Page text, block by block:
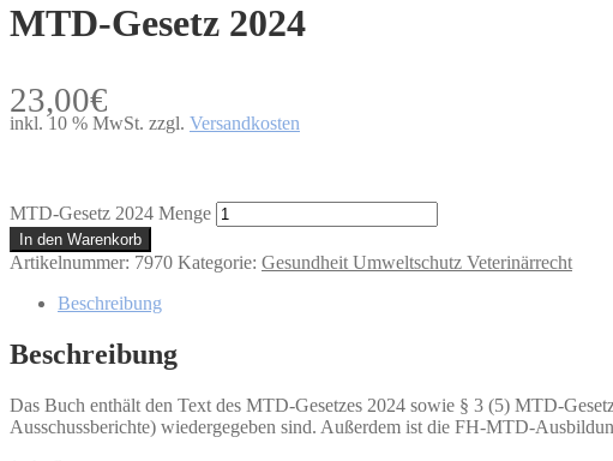
MTD-Gesetz 2024
23,00€
inkl. 10 % MwSt. zzgl. Versandkosten
MTD-Gesetz 2024 Menge
In den Warenkorb
Artikelnummer: 7970 Kategorie: Gesundheit Umweltschutz Veterinärrecht
Beschreibung
Beschreibung
Das Buch enthält den Text des MTD-Gesetzes 2024 sowie § 3 (5) MTD-
Ausschussberichte) wiedergegeben sind. Außerdem ist die FH-MTD-